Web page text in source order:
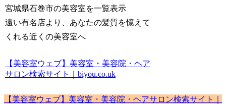
宮城県石巻市の美容室を一覧表示
遠い有名店より、あなたの髪質を憶えて
くれる近くの美容室へ
【美容室ウェブ】美容室・美容院・ヘア
サロン検索サイト｜biyou.co.uk
【美容室ウェブ】美容室・美容院・ヘアサロン検索サイト｜